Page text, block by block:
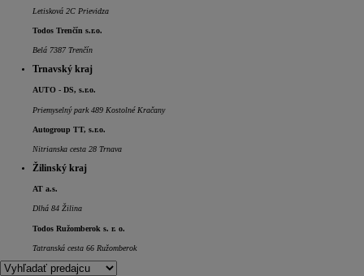
Letisková 2C Prievidza
Todos Trenčín s.r.o.
Belá 7387 Trenčín
Trnavský kraj
AUTO - DS, s.r.o.
Priemyselný park 489 Kostolné Kračany
Autogroup TT, s.r.o.
Nitrianska cesta 28 Trnava
Žilinský kraj
AT a.s.
Dlhá 84 Žilina
Todos Ružomberok s. r. o.
Tatranská cesta 66 Ružomberok